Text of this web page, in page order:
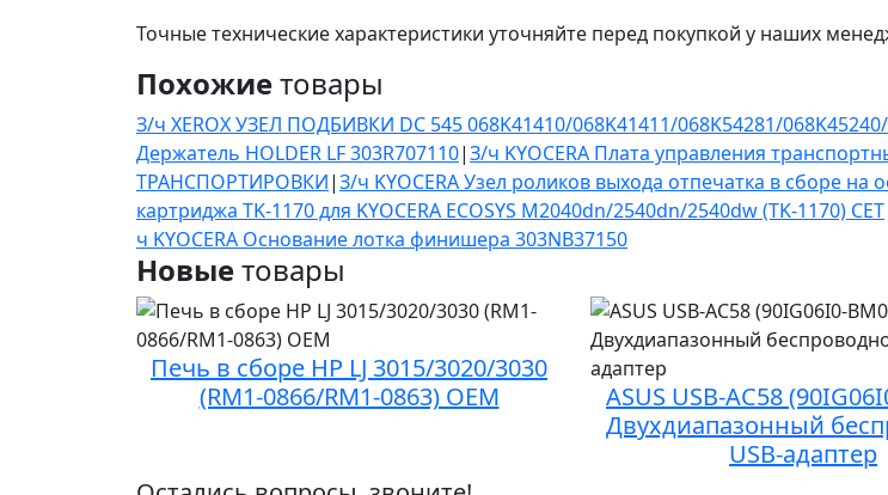
Точные технические характеристики уточняйте перед покупкой у наших
Похожиетовары
З/ч XEROX УЗЕЛ ПОДБИВКИ DC 545 068K41410/068K41411/068K54281/
Держатель HOLDER LF 303R707110|З/ч KYOCERA Плата управления
ТРАНСПОРТИРОВКИ|З/ч KYOCERA Узел роликов выхода отпечатка в сборе на
картриджа TK-1170 для KYOCERA ECOSYS M2040dn/2540dn/2540dw (TK-1170) CET
ч KYOCERA Основание лотка финишера 303NB37150
Новыетовары
Печь в сборе HP LJ 3015/3020/3030
(RM1-0866/RM1-0863) OEM
ASUS USB-AC58
Двухдиапазонный
USB-адаптер